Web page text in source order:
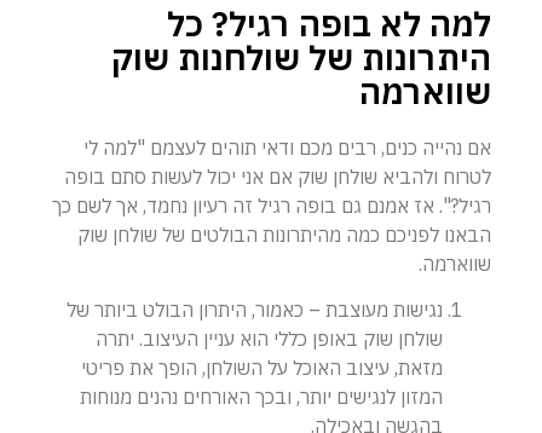
למה לא בופה רגיל? כל
היתרונות של שולחנות שוק
שווארמה
אם נהייה כנים, רבים מכם ודאי תוהים לעצמם "למה לי
לטרוח ולהביא שולחן שוק אם אני יכול לעשות סתם בופה
רגיל?". אז אמנם גם בופה רגיל זה רעיון נחמד, אך לשם כך
הבאנו לפניכם כמה מהיתרונות הבולטים של שולחן שוק
שווארמה.
נגישות מעוצבת – כאמור, היתרון הבולט ביותר של
שולחן שוק באופן כללי הוא עניין העיצוב. יתרה
מזאת, עיצוב האוכל על השולחן, הופך את פריטי
המזון לנגישים יותר, ובכך האורחים נהנים מנוחות
בהגשה ובאכילה.